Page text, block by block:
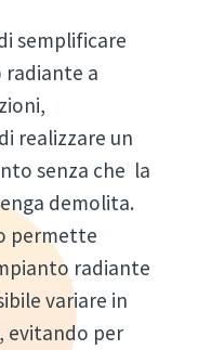
semplificare
radiante a
realizzare un
senza che la
demolita.
permette
radiante
variare in
evitando per